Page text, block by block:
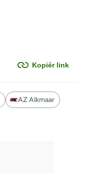
Kopiér link
AZ Alkmaar